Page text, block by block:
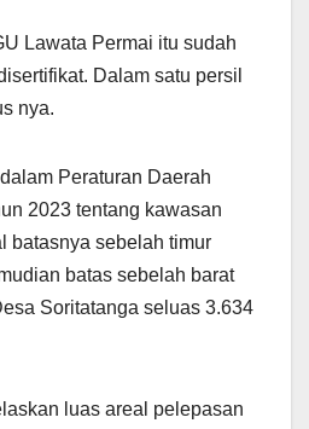
Lawata Permai itu sudah
Dalam satu persil
nya.
Peraturan Daerah
2023 tentang kawasan
batasnya sebelah timur
batas sebelah barat
Soritatanga seluas 3.634
luas areal pelepasan